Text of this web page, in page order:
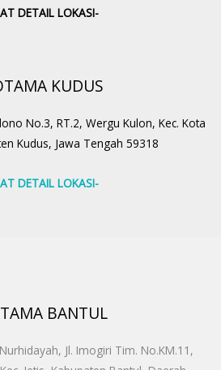
DETAIL LOKASI-
KUDUS
No.3, RT.2, Wergu Kulon, Kec. Kota
Kudus, Jawa Tengah 59318
DETAIL LOKASI-
BANTUL
Jl. Imogiri Tim. No.KM.11,